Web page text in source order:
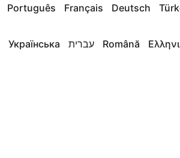
Português Français Deutsch
Українська עברית Română